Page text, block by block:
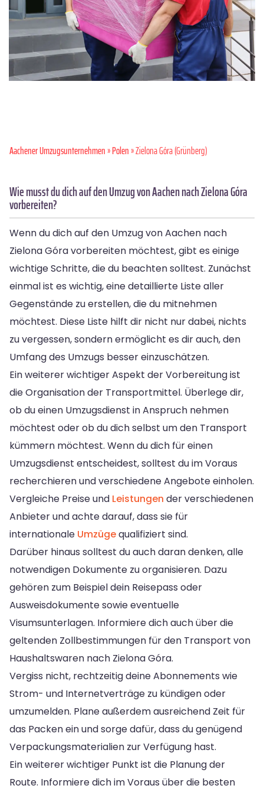
Aachener Umzugsunternehmen»Polen» Zielona Góra (Grünberg)
Wie musst du dich auf den Umzug von Aachen nach Zielona Góra
vorbereiten?
Wenn du dich auf den Umzug von Aachen nach
Zielona Góra vorbereiten möchtest, gibt es einige
wichtige Schritte, die du beachten solltest. Zunächst
einmal ist es wichtig, eine detaillierte Liste aller
Gegenstände zu erstellen, die du mitnehmen
möchtest. Diese Liste hilft dir nicht nur dabei, nichts
zu vergessen, sondern ermöglicht es dir auch, den
Umfang des Umzugs besser einzuschätzen.
Ein weiterer wichtiger Aspekt der Vorbereitung ist
die Organisation der Transportmittel. Überlege dir,
ob du einen Umzugsdienst in Anspruch nehmen
möchtest oder ob du dich selbst um den Transport
kümmern möchtest. Wenn du dich für einen
Umzugsdienst entscheidest, solltest du im Voraus
recherchieren und verschiedene Angebote einholen.
Vergleiche Preise und Leistungen der verschiedenen
Anbieter und achte darauf, dass sie für
internationale Umzügequalifiziert sind.
Darüber hinaus solltest du auch daran denken, alle
notwendigen Dokumente zu organisieren. Dazu
gehören zum Beispiel dein Reisepass oder
Ausweisdokumente sowie eventuelle
Visumsunterlagen. Informiere dich auch über die
geltenden Zollbestimmungen für den Transport von
Haushaltswaren nach Zielona Góra.
Vergiss nicht, rechtzeitig deine Abonnements wie
Strom- und Internetverträge zu kündigen oder
umzumelden. Plane außerdem ausreichend Zeit für
das Packen ein und sorge dafür, dass du genügend
Verpackungsmaterialien zur Verfügung hast.
Ein weiterer wichtiger Punkt ist die Planung der
Route. Informiere dich im Voraus über die besten